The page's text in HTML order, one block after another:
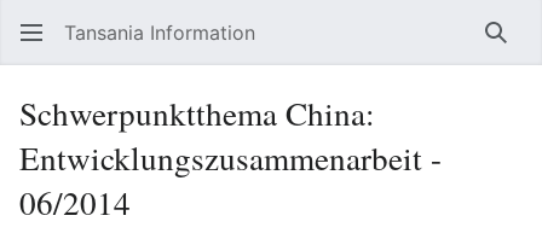
Tansania Information
Schwerpunktthema China:
Entwicklungszusammenarbeit -
06/2014